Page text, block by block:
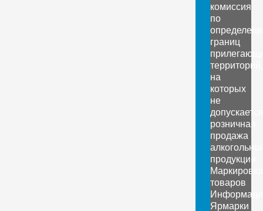
комиссия
по
границ
территорий,
на
которых
не
допускается
розничная
продажа
продукции
Маркировка
товаров
Ярмарки